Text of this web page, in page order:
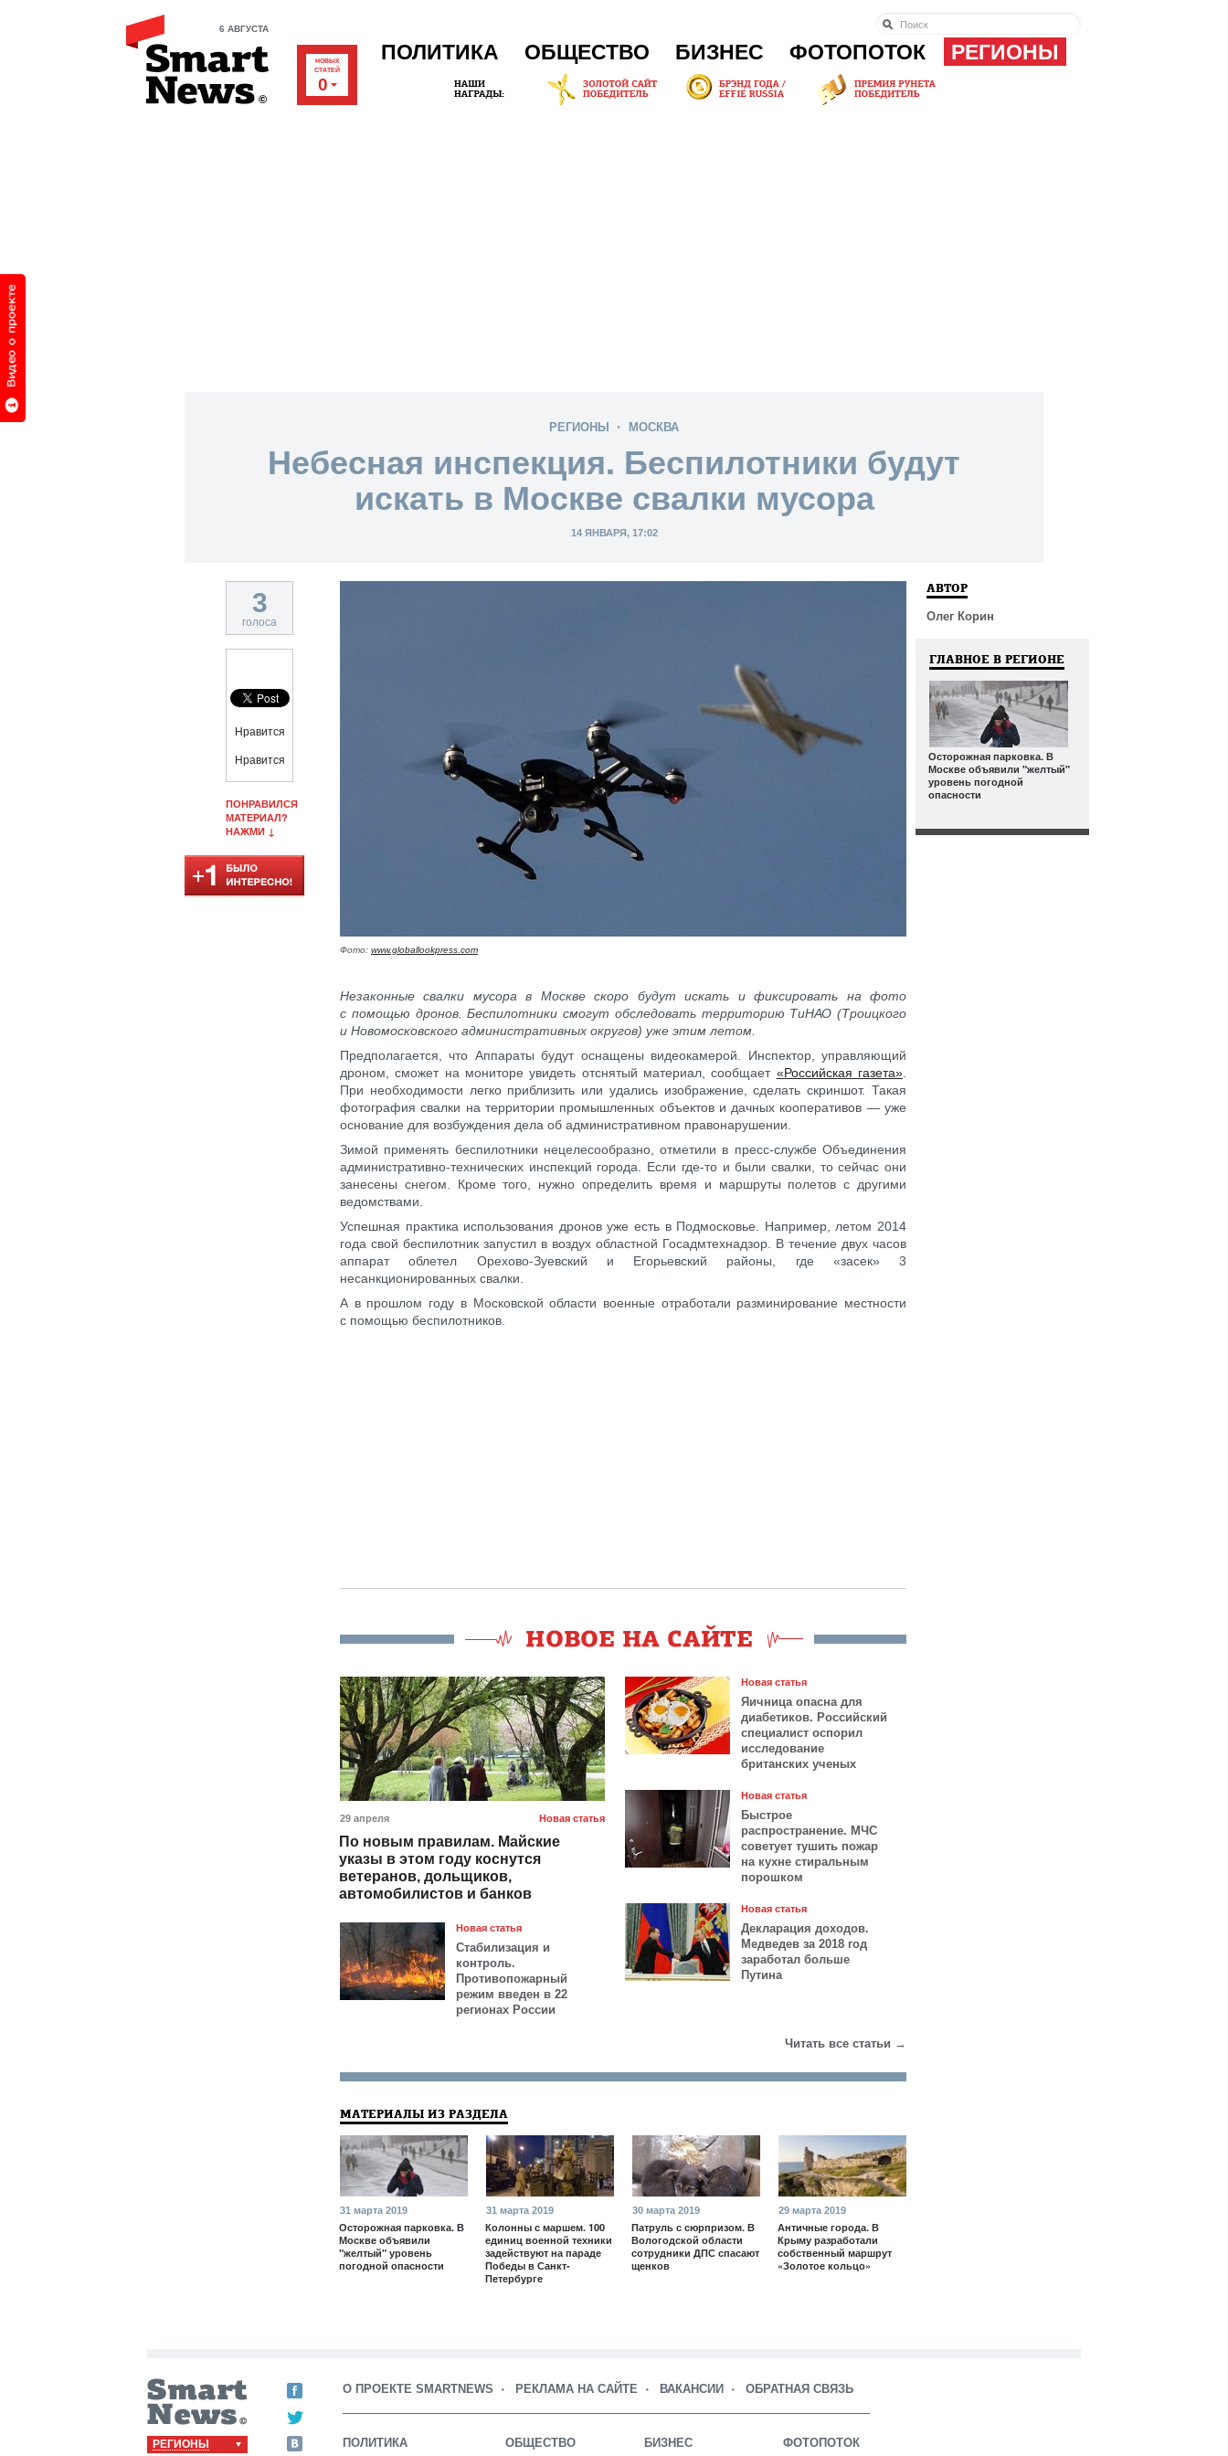
6 АВГУСТА
НОВЫХ
СТАТЕЙ
0
ПОЛИТИКА ОБЩЕСТВО БИЗНЕС ФОТОПОТОК РЕГИОНЫ
РЕГИОНЫ МОСКВА
Небесная инспекция. Беспилотники будут
искать в Москве свалки мусора
14 ЯНВАРЯ, 17:02
3
голоса
Нравится
Нравится
ПОНРАВИЛСЯ
МАТЕРИАЛ?
НАЖМИ ↓
Фото: www.globallookpress.com
Незаконные свалки мусора в Москве скоро будут искать и фиксировать на фото
с помощью дронов. Беспилотники смогут обследовать территорию ТиНАО (Троицкого
и Новомосковского административных округов) уже этим летом.
Предполагается, что Аппараты будут оснащены видеокамерой. Инспектор, управляющий
дроном, сможет на мониторе увидеть отснятый материал, сообщает «Российская газета»
При необходимости легко приблизить или удались изображение, сделать скриншот. Такая
фотография свалки на территории промышленных объектов и дачных кооперативов — уже
основание для возбуждения дела об административном правонарушении.
Зимой применять беспилотники нецелесообразно, отметили в пресс-службе Объединения
административно-технических инспекций города. Если где-то и были свалки, то сейчас они
занесены снегом. Кроме того, нужно определить время и маршруты полетов с другими
ведомствами.
Успешная практика использования дронов уже есть в Подмосковье. Например, летом 2014
года свой беспилотник запустил в воздух областной Госадмтехнадзор. В течение двух часов
аппарат облетел Орехово-Зуевский и Егорьевский районы, где «засек» 3
несанкционированных свалки.
А в прошлом году в Московской области военные отработали разминирование местности
с помощью беспилотников.
АВТОР
Олег Корин
Новая статья
29 апреля
По новым правилам. Майские
указы в этом году коснутся
ветеранов, дольщиков,
автомобилистов и банков
Новая статья
Стабилизация и
контроль.
Противопожарный
режим введен в 22
регионах России
Новая статья
Яичница опасна для
диабетиков. Российский
специалист оспорил
исследование
британских ученых
Новая статья
Быстрое
распространение. МЧС
советует тушить пожар
на кухне стиральным
порошком
Новая статья
Декларация доходов.
Медведев за 2018 год
заработал больше
Путина
Читать все статьи →
МАТЕРИАЛЫ ИЗ РАЗДЕЛА
31 марта 2019
Осторожная парковка. В
Москве объявили
"желтый" уровень
погодной опасности
31 марта 2019
Колонны с маршем. 100
единиц военной техники
задействуют на параде
Победы в Санкт-
Петербурге
30 марта 2019
Патруль с сюрпризом. В
Вологодской области
сотрудники ДПС спасают
щенков
29 марта 2019
Античные города. В
Крыму разработали
собственный маршрут
«Золотое кольцо»
ГЛАВНОЕ В РЕГИОНЕ
Осторожная парковка. В
Москве объявили "желтый"
уровень погодной
опасности
РЕГИОНЫ
О ПРОЕКТЕ SMARTNEWS РЕКЛАМА НА САЙТЕ ВАКАНСИИ ОБРАТНАЯ СВЯЗЬ
ПОЛИТИКА ОБЩЕСТВО БИЗНЕС ФОТОПОТОК